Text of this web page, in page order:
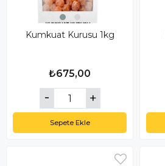
Kumkuat Kurusu 1kg
₺675,00
Sepete Ekle